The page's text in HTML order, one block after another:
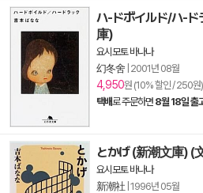
ハ-ドボイルド/ハ-
庫)
요시모토 바나나
幻冬舍 2001년 08월
4,950원 (10% 할인 / 250원)
택배로 주문하면 8월 18일 출
とかげ (新潮文庫) (
요시모토 바나나
新潮社 1996년 05월